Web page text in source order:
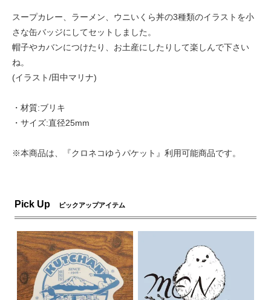
スープカレー、ラーメン、ウニいくら丼の3種類のイラストを小
さな缶バッジにしてセットしました。
帽子やカバンにつけたり、お土産にしたりして楽しんで下さい
ね。
(イラスト/田中マリナ)
・材質:ブリキ
・サイズ:直径25mm
※本商品は、『クロネコゆうパケット』利用可能商品です。
Pick Up ピックアップアイテム